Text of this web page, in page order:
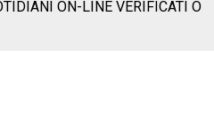
ON-LINE VERIFICATI O